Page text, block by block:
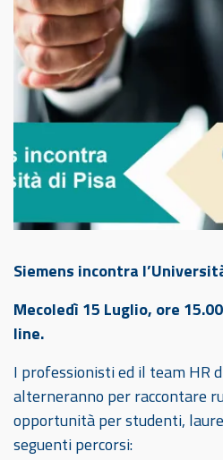
Siemens incontra
Mecoledì 15 Luglio, ore
line.
I professionisti ed il team HR
alterneranno per raccontare
opportunità per studenti,
seguenti percorsi: